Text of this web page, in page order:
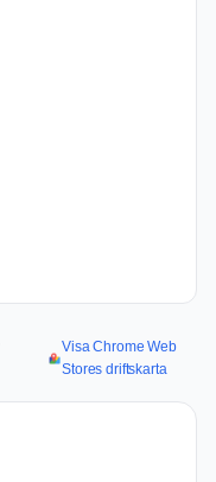
Visa Chrome Web
Stores driftskarta